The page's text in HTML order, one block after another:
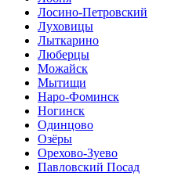
Лосино-Петровский
Луховицы
Лыткарино
Люберцы
Можайск
Мытищи
Наро-Фоминск
Ногинск
Одинцово
Озёры
Орехово-Зуево
Павловский Посад